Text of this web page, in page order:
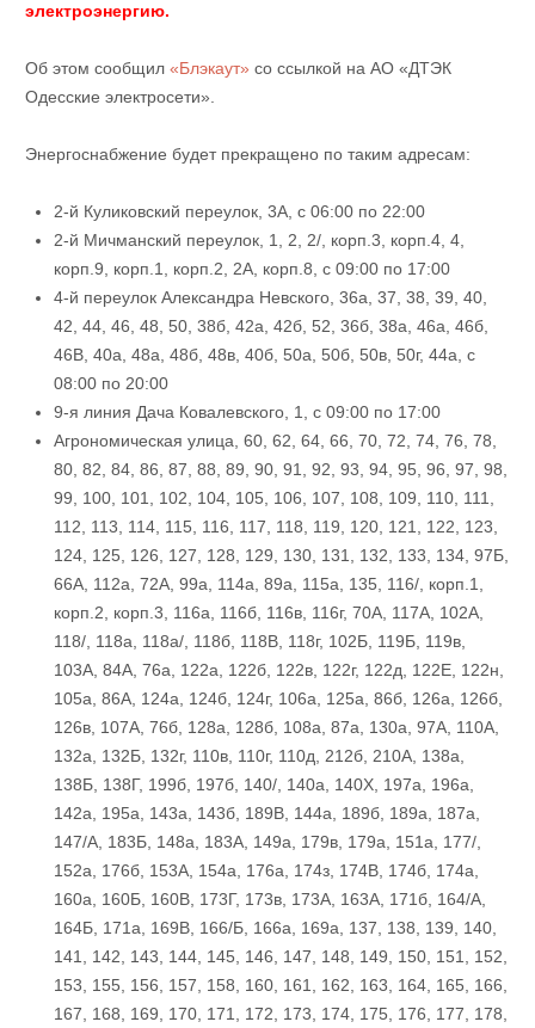
электроэнергию.
Об этом сообщил «Блэкаут»со ссылкой на АО «ДТЭК
Одесские электросети».
Энергоснабжение будет прекращено по таким адресам:
2-й Куликовский переулок, 3А, с 06:00 по 22:00
2-й Мичманский переулок, 1, 2, 2/, корп.3, корп.4, 4,
корп.9, корп.1, корп.2, 2А, корп.8, с 09:00 по 17:00
4-й переулок Александра Невского, 36а, 37, 38, 39, 40,
42, 44, 46, 48, 50, 38б, 42а, 42б, 52, 36б, 38а, 46а, 46б,
46В, 40а, 48а, 48б, 48в, 40б, 50а, 50б, 50в, 50г, 44а, с
08:00 по 20:00
9-я линия Дача Ковалевского, 1, с 09:00 по 17:00
Агрономическая улица, 60, 62, 64, 66, 70, 72, 74, 76, 78,
80, 82, 84, 86, 87, 88, 89, 90, 91, 92, 93, 94, 95, 96, 97, 98,
99, 100, 101, 102, 104, 105, 106, 107, 108, 109, 110, 111,
112, 113, 114, 115, 116, 117, 118, 119, 120, 121, 122, 123,
124, 125, 126, 127, 128, 129, 130, 131, 132, 133, 134, 97Б,
66А, 112а, 72А, 99а, 114а, 89а, 115а, 135, 116/, корп.1,
корп.2, корп.3, 116а, 116б, 116в, 116г, 70А, 117А, 102А,
118/, 118а, 118а/, 118б, 118В, 118г, 102Б, 119Б, 119в,
103А, 84А, 76а, 122а, 122б, 122в, 122г, 122д, 122Е, 122н,
105а, 86А, 124а, 124б, 124г, 106а, 125а, 86б, 126а, 126б,
126в, 107А, 76б, 128а, 128б, 108а, 87а, 130а, 97А, 110А,
132а, 132Б, 132г, 110в, 110г, 110д, 212б, 210А, 138а,
138Б, 138Г, 199б, 197б, 140/, 140а, 140Х, 197а, 196а,
142а, 195а, 143а, 143б, 189В, 144а, 189б, 189а, 187а,
147/А, 183Б, 148а, 183А, 149а, 179в, 179а, 151а, 177/,
152а, 176б, 153А, 154а, 176а, 174з, 174В, 174б, 174а,
160а, 160Б, 160В, 173Г, 173в, 173А, 163А, 171б, 164/А,
164Б, 171а, 169В, 166/Б, 166а, 169а, 137, 138, 139, 140,
141, 142, 143, 144, 145, 146, 147, 148, 149, 150, 151, 152,
153, 155, 156, 157, 158, 160, 161, 162, 163, 164, 165, 166,
167, 168, 169, 170, 171, 172, 173, 174, 175, 176, 177, 178,